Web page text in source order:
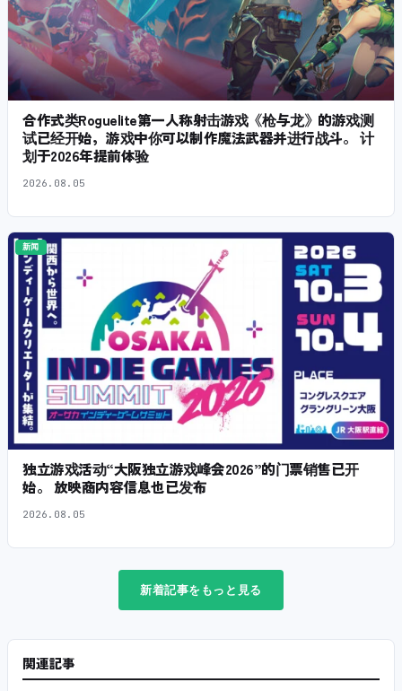
合作式类Roguelite第一人称射击游戏《枪与龙》的游戏测
试已经开始，游戏中你可以制作魔法武器并进行战斗。 计
划于2026年提前体验
2026.08.05
新闻
独立游戏活动“大阪独立游戏峰会2026”的门票销售已开
始。 放映商内容信息也已发布
2026.08.05
新着記事をもっと見る
関連記事